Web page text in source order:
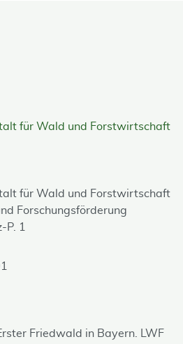
für Wald und Forstwirtschaft
für Wald und Forstwirtschaft
Forschungsförderung
1
Friedwald in Bayern. LWF